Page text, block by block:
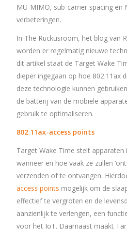
MU-MIMO, sub-carrier spacing en
verbeteringen.
In The Ruckusroom, het blog van
worden er regelmatig nieuwe
dit artikel staat de Target Wake
dieper ingegaan op hoe 802.11ax
deze technologie kunnen
de batterij van de mobiele
gebruik te optimaliseren.
802.11ax-access points
Target Wake Time stelt apparaten
wanneer en hoe vaak ze zullen
verzenden of te ontvangen.
access points mogelijk om de
effectief te vergroten en de
aanzienlijk te verlengen, een
voor het IoT. Daarnaast maakt